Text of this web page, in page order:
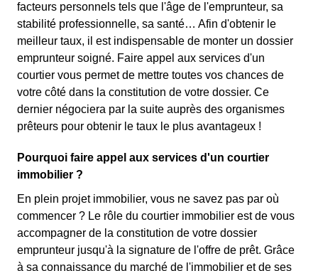
facteurs personnels tels que l'âge de l'emprunteur, sa
stabilité professionnelle, sa santé… Afin d'obtenir le
meilleur taux, il est indispensable de monter un dossier
emprunteur soigné. Faire appel aux services d'un
courtier vous permet de mettre toutes vos chances de
votre côté dans la constitution de votre dossier. Ce
dernier négociera par la suite auprès des organismes
prêteurs pour obtenir le taux le plus avantageux !
Pourquoi faire appel aux services d'un courtier
immobilier ?
En plein projet immobilier, vous ne savez pas par où
commencer ? Le rôle du courtier immobilier est de vous
accompagner de la constitution de votre dossier
emprunteur jusqu'à la signature de l'offre de prêt. Grâce
à sa connaissance du marché de l'immobilier et de ses